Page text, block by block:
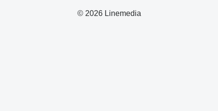
© 2026 Linemedia